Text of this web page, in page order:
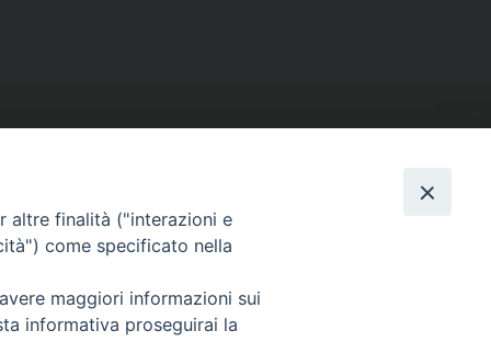
SEGUICI SU
Facebook
InstagramYouTube
altre finalità ("interazioni e
come specificato nella
maggiori informazioni sui
informativa proseguirai la